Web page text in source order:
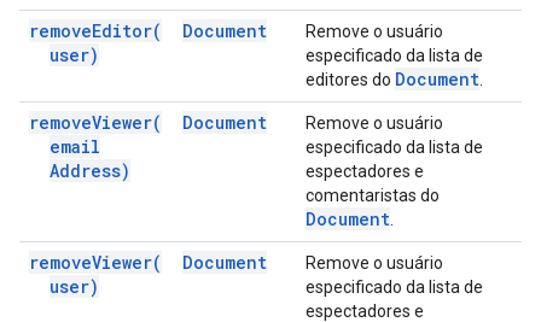
removeEditor(
user)
Document
Remove o usuário
especificado da lista de
editores do Document
removeViewer(
email
Address)
Document
Remove o usuário
especificado da lista de
espectadores e
comentaristas do
Document
removeViewer(
user)
Document
Remove o usuário
especificado da lista de
espectadores e